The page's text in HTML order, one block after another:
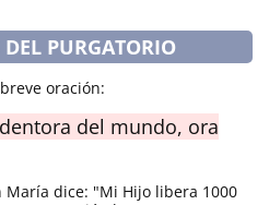
PURGATORIO
oración:
del mundo, ora
María dice: "Mi Hijo libera 1000